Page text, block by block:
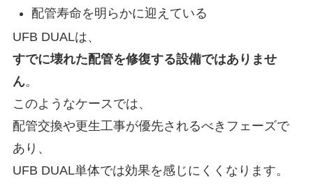
配管寿命を明らかに迎えている
UFB DUALは、
すでに壊れた配管を修復する設備ではありませ
ん。
このようなケースでは、
配管交換や更生工事が優先されるべきフェーズで
あり、
UFB DUAL単体では効果を感じにくくなります。